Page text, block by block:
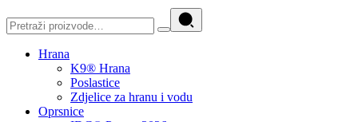
Hrana
K9® Hrana
Poslastice
Zdjelice za hranu i vodu
Oprsnice